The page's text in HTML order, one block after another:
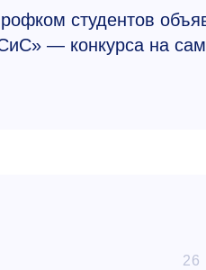
студентов
— конкурса на
26